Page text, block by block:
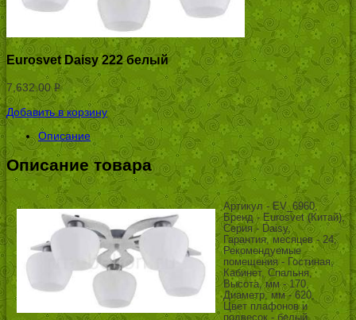
Eurosvet Daisy 222 белый
7,632.00Р
УБ.
Добавить в корзину
Описание
Описание товара
Артикул - EV_6960,
Бренд - Eurosvet (Китай),
Серия - Daisy,
Гарантия, месяцев - 24,
Рекомендуемые
помещения - Гостиная,
Кабинет, Спальня,
Высота, мм - 170,
Диаметр, мм - 620,
Цвет плафонов и
подвесок - белый,